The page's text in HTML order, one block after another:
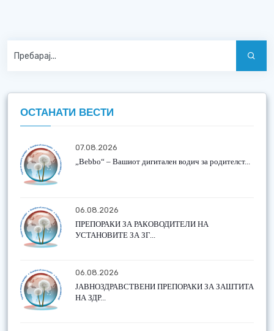
ОСТАНАТИ ВЕСТИ
07.08.2026
„Bebbo“ – Вашиот дигитален водич за родителст...
06.08.2026
ПРЕПОРАКИ ЗА РАКОВОДИТЕЛИ НА
УСТАНОВИТЕ ЗА ЗГ...
06.08.2026
ЈАВНОЗДРАВСТВЕНИ ПРЕПОРАКИ ЗА ЗАШТИТА
НА ЗДР...